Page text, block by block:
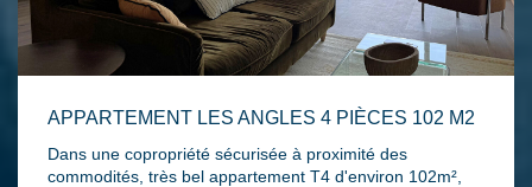
APPARTEMENT LES ANGLES 4 PIÈCES 102 M2
Dans une copropriété sécurisée à proximité des
commodités, très bel appartement T4 d'environ 102m²,